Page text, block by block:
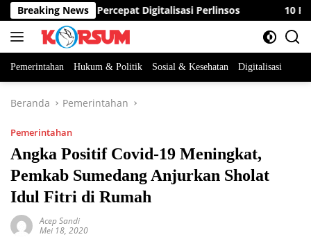
Langsung
ke
konten
Breaking News
Minta ASN Percepat Digitalisasi Perlinsos 10
Pemerintahan Hukum & Politik Sosial & Kesehatan Digitalisasi
Beranda Pemerintahan
Pemerintahan
Angka Positif Covid-19 Meningkat,
Pemkab Sumedang Anjurkan Sholat
Idul Fitri di Rumah
Acep Sandi
Mei 18, 2020